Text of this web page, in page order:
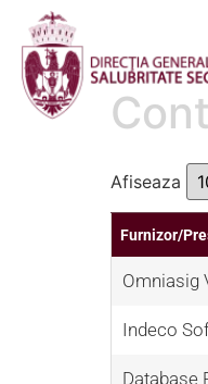
conținut
Afiseaza
Furnizor/
Omniasig
Indeco
Database